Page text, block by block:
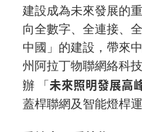
建設成為未來發展的
向全數字、全連接、
中國」的建設，帶來
州阿拉丁物聯網絡科
辦 「 未來照明發展高
蓋桿聯網及智能燈桿運